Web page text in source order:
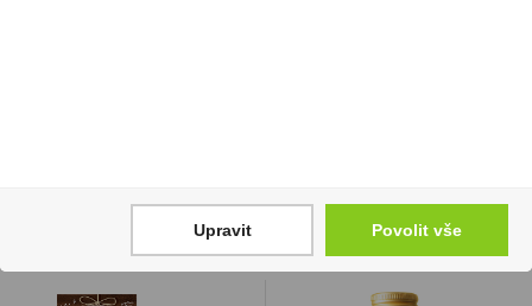
Upravit Povolit vše